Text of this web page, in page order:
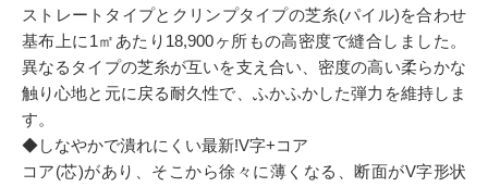
お気に入り
ストレートタイプとクリンプタイプの芝糸(パイル)を合わせ
基布上に1㎡あたり18,900ヶ所もの高密度で縫合しました。
異なるタイプの芝糸が互いを支え合い、密度の高い柔らかな
触り心地と元に戻る耐久性で、ふかふかした弾力を維持しま
す。
◆しなやかで潰れにくい最新!V字+コア
コア(芯)があり、そこから徐々に薄くなる、断面がV字形状